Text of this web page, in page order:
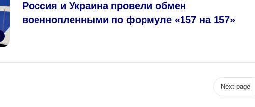
Россия и Украина провели обмен
военнопленными по формуле «157 на 157»
Next page